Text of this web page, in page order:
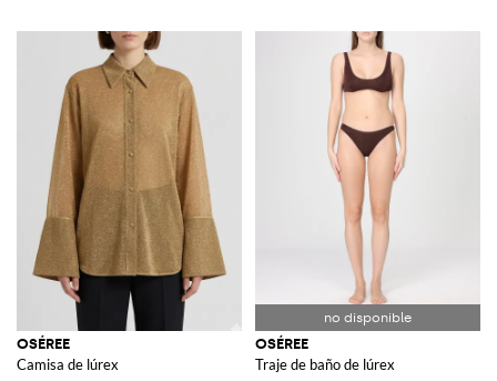
OSÉREE
Camisa de lúrex
OSÉREE
Traje de baño de lúrex